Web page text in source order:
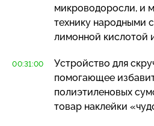
микроводоросли, и
технику народными
лимонной кислотой
00:31:00
Устройство для
помогающее
полиэтиленовых
товар наклейки